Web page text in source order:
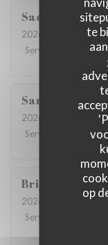
te
op
Sacha
2026-07-15
- 13:00
Service
Sandrine D
2026-07-09
- 12:30
Service
Brigitte
2026-07-08
- 12:45
Service